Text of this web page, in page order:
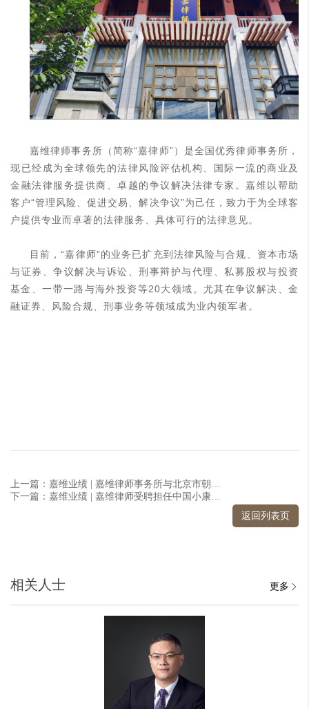
嘉维律师事务所（简称“嘉律师”）是全国优秀律师事务所，
现已经成为全球领先的法律风险评估机构、国际一流的商业及
金融法律服务提供商、卓越的争议解决法律专家。嘉维以帮助
客户“管理风险、促进交易、解决争议”为己任，致力于为全球客
户提供专业而卓著的法律服务、具体可行的法律意见。
目前，“嘉律师”的业务已扩充到法律风险与合规、资本市场
与证券、争议解决与诉讼、刑事辩护与代理、私募股权与投资
基金、一带一路与海外投资等20大领域。尤其在争议解决、金
融证券、风险合规、刑事业务等领域成为业内领军者。
返回列表页
相关人士 更多